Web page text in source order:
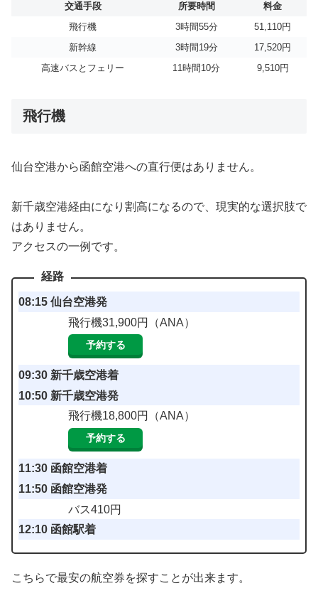
交通手段 所要時間
料金
飛行機
3時間55分
51,110円
新幹線
3時間19分
17,520円
高速バスとフェリー
11時間10分 9,510円
飛行機
仙台空港から函館空港への直行便はありません。
新千歳空港経由になり割高になるので、現実的な選択肢で
はありません。
アクセスの一例です。
08:15 仙台空港発
飛行機31,900円（ANA）
予約する
09:30 新千歳空港着
10:50 新千歳空港発
飛行機18,800円（ANA）
予約する
11:30 函館空港着
11:50 函館空港発
バス410円
12:10 函館駅着
こちらで最安の航空券を探すことが出来ます。